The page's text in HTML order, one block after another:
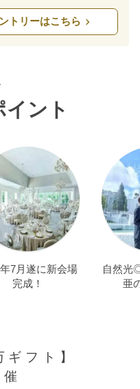
トリーはこちら
ント
7月遂に新会場
完成！
自然光
亜
ギフト】